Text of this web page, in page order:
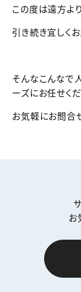
この度は遠方よ
引き続き宜しく
そんなこんなで
ーズにお任せくだ
お気軽にお問合
お